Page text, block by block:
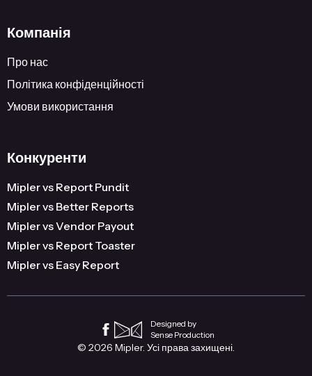
Компанія
Про нас
Політика конфіденційності
Умови використання
Конкуренти
Mipler vs Report Pundit
Mipler vs Better Reports
Mipler vs Vendor Payout
Mipler vs Report Toaster
Mipler vs Easy Report
Designed by
Sense Production
© 2026 Mipler. Усі права захищені.